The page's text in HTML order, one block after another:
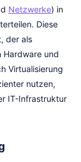
Netzwerke) in
Diese
der als
Hardware und
Virtualisierung
nutzen,
IT-Infrastruktur